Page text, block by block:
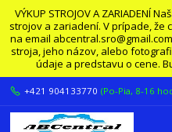
VÝKUP STROJOV A ZARIADENÍ
strojov a zariadení. V prípade, že
na email
stroja, jeho názov, alebo
údaje a predstavu o cene.
+421 904133770 (Po-Pia, 8-16